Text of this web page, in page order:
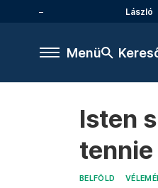
László
Menü
Isten
tennie
BELFÖLD